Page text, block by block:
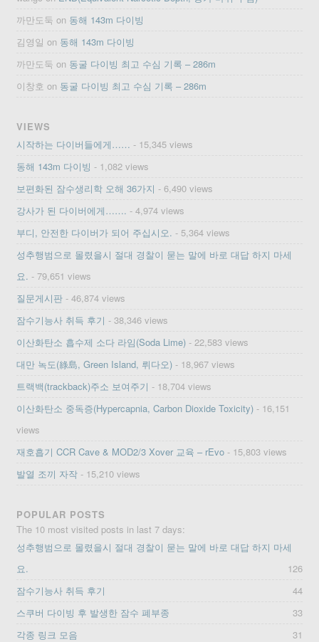
까만도둑 on 동해 143m 다이빙
김영일 on 동해 143m 다이빙
까만도둑 on 동굴 다이빙 최고 수심 기록 – 286m
이창호 on 동굴 다이빙 최고 수심 기록 – 286m
VIEWS
시작하는 다이버들에게…… - 15,345 views
동해 143m 다이빙 - 1,082 views
보편화된 잠수생리학 오해 36가지 - 6,490 views
강사가 된 다이버에게……. - 4,974 views
부디, 안전한 다이버가 되어 주십시오. - 5,364 views
성추행범으로 몰렸을시 절대 경찰이 묻는 말에 바로 대답 하지 마세
요. - 79,651 views
질문게시판 - 46,874 views
잠수기능사 취득 후기 - 38,346 views
이산화탄소 흡수제 소다 라임(Soda Lime) - 22,583 views
대만 녹도(綠島, Green Island, 뤼다오) - 18,967 views
트랙백(trackback)주소 보여주기 - 18,704 views
이산화탄소 중독증(Hypercapnia, Carbon Dioxide Toxicity) - 16,151
views
재호흡기 CCR Cave & MOD2/3 Xover 교육 – rEvo - 15,803 views
발열 조끼 자작 - 15,210 views
POPULAR POSTS
The 10 most visited posts in last 7 days:
성추행범으로 몰렸을시 절대 경찰이 묻는 말에 바로 대답 하지 마세
요.
126
잠수기능사 취득 후기
44
스쿠버 다이빙 후 발생한 잠수 폐부종
33
각종 링크 모음
31